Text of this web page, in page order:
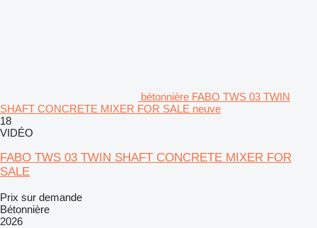
bétonnière FABO TWS 03 TWIN
SHAFT CONCRETE MIXER FOR SALE neuve
18
VIDÉO
FABO TWS 03 TWIN SHAFT CONCRETE MIXER FOR
SALE
Prix sur demande
Bétonnière
2026